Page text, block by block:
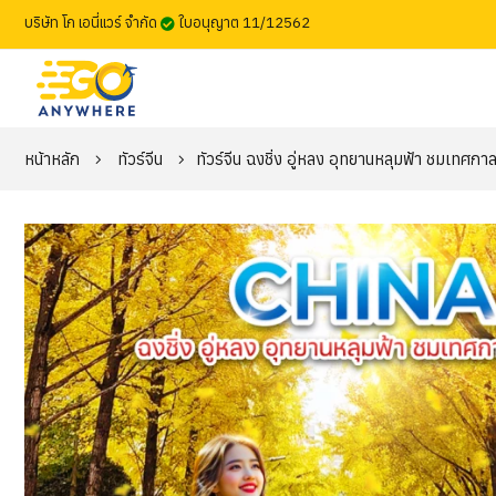
บริษัท โก เอนี่แวร์ จำกัด ใบอนุญาต 11/12562
หน้าหลัก ทัวร์จีน ทัวร์จีน ฉงชิ่ง อู่หลง อุทยานหลุมฟ้า ชมเทศก